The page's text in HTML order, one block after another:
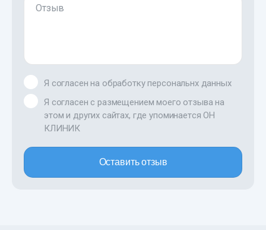
Отзыв
Я согласен на обработку персональнх данных
Я согласен с размещением моего отзыва на
этом и других сайтах, где упоминается ОН
КЛИНИК
Оставить отзыв